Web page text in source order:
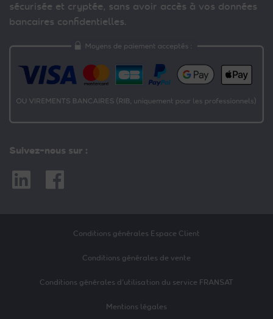
sécurisée et cryptée, sans avoir accès à vos données
bancaires confidentielles.
Suivez-nous sur :
LinkedinFacebook
Conditions générales Espace Client
Conditions générales de vente
Conditions générales d’utilisation du service FRANSAT
Mentions légales